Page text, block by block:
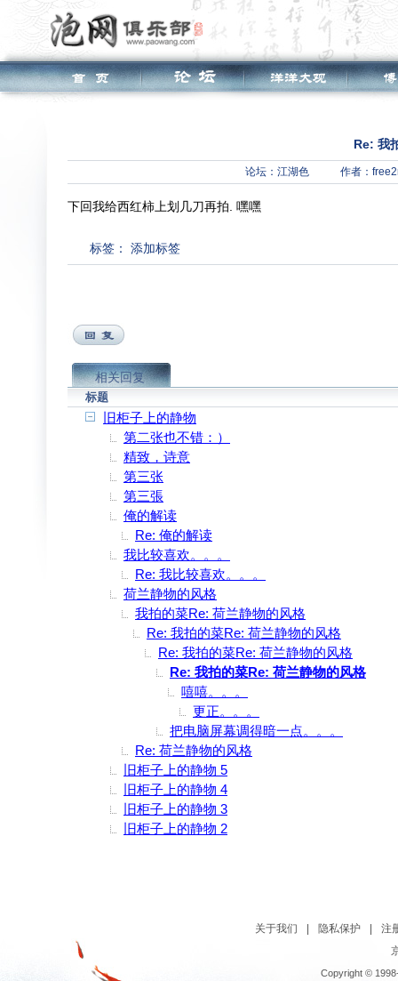
Re: 我
论坛： 江湖色 作者：
下回我给西红柿上划几刀再拍. 嘿嘿
标签： 添加标签
相关回复
标题
旧柜子上的静物
第二张也不错：）
精致，诗意
第三张
第三張
俺的解读
Re: 俺的解读
我比较喜欢。。。
Re: 我比较喜欢。。。
荷兰静物的风格
我拍的菜Re: 荷兰静物的风格
Re: 我拍的菜Re: 荷兰静物的风格
Re: 我拍的菜Re: 荷兰静物的风格
Re: 我拍的菜Re: 荷兰静物的风格
嘻嘻。。。
更正。。。
把电脑屏幕调得暗一点。。。
Re: 荷兰静物的风格
旧柜子上的静物 5
旧柜子上的静物 4
旧柜子上的静物 3
旧柜子上的静物 2
关于我们 隐私保护
注
Copyright ©